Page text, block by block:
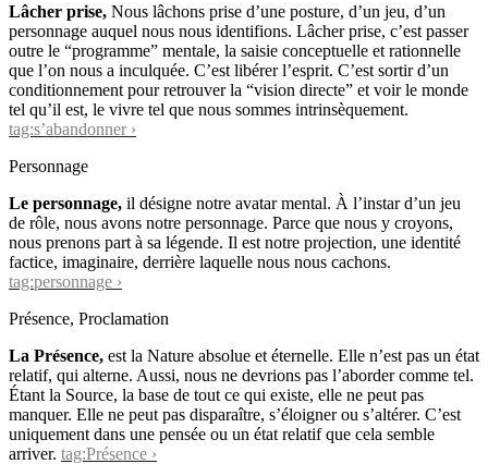
Lâcher prise, Nous lâchons prise d’une posture, d’un jeu, d’un
personnage auquel nous nous identifions. Lâcher prise, c’est passer
outre le “programme” mentale, la saisie conceptuelle et rationnelle
que l’on nous a inculquée. C’est libérer l’esprit. C’est sortir d’un
conditionnement pour retrouver la “vision directe” et voir le monde
tel qu’il est, le vivre tel que nous sommes intrinsèquement.
tag:s’abandonner ›
Personnage
Le personnage, il désigne notre avatar mental. À l’instar d’un jeu
de rôle, nous avons notre personnage. Parce que nous y croyons,
nous prenons part à sa légende. Il est notre projection, une identité
factice, imaginaire, derrière laquelle nous nous cachons.
tag:personnage ›
Présence, Proclamation
La Présence, est la Nature absolue et éternelle. Elle n’est pas un état
relatif, qui alterne. Aussi, nous ne devrions pas l’aborder comme tel.
Étant la Source, la base de tout ce qui existe, elle ne peut pas
manquer. Elle ne peut pas disparaître, s’éloigner ou s’altérer. C’est
uniquement dans une pensée ou un état relatif que cela semble
arriver. tag:Présence ›